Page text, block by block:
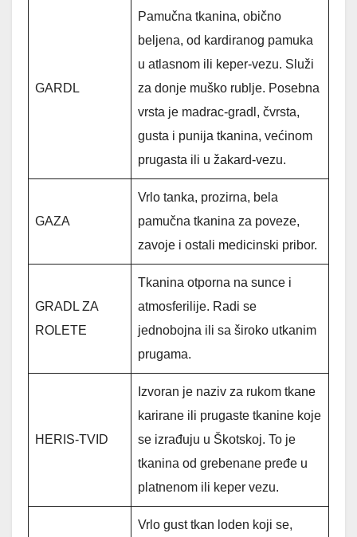
GARDL
Pamučna tkanina, obično
beljena, od kardiranog pamuka
u atlasnom ili keper-vezu. Služi
za donje muško rublje. Posebna
vrsta je madrac-gradl, čvrsta,
gusta i punija tkanina, većinom
prugasta ili u žakard-vezu.
GAZA
Vrlo tanka, prozirna, bela
pamučna tkanina za poveze,
zavoje i ostali medicinski pribor.
GRADL ZA
ROLETE
Tkanina otporna na sunce i
atmosferilije. Radi se
jednobojna ili sa široko utkanim
prugama.
HERIS-TVID
Izvoran je naziv za rukom tkane
karirane ili prugaste tkanine koje
se izrađuju u Škotskoj. To je
tkanina od grebenane pređe u
platnenom ili keper vezu.
Vrlo gust tkan loden koji se,